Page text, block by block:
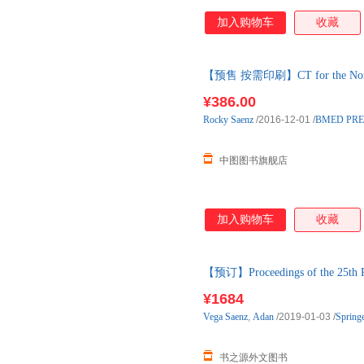
加入购物车 收藏
【预售 按需印刷】CT for the
¥386.00
中图图书旗舰店
Rocky Saenz /2016-12-01 /BMED
加入购物车 收藏
【预订】Proceedings of the
¥1684
书之源外文图书
Vega Saenz, Adan /2019-01-03 /